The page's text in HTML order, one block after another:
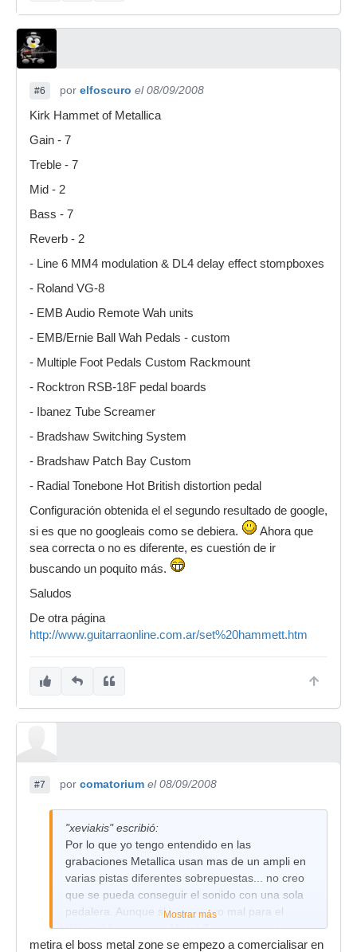
#6 por elfoscuro el 08/09/2008
Kirk Hammet of Metallica
Gain - 7
Treble - 7
Mid - 2
Bass - 7
Reverb - 2
- Line 6 MM4 modulation & DL4 delay effect stompboxes
- Roland VG-8
- EMB Audio Remote Wah units
- EMB/Ernie Ball Wah Pedals - custom
- Multiple Foot Pedals Custom Rackmount
- Rocktron RSB-18F pedal boards
- Ibanez Tube Screamer
- Bradshaw Switching System
- Bradshaw Patch Bay Custom
- Radial Tonebone Hot British distortion pedal
Configuración obtenida el el segundo resultado de google,
si es que no googleais como se debiera.
Ahora que
sea correcta o no es diferente, es cuestión de ir
buscando un poquito más.
Saludos
De otra página
http://www.guitarraonline.com.ar/set%20hammett.htm
#7 por comatorium el 08/09/2008
"xeviakis" escribió:
Por lo que yo tengo entendido en las
grabaciones Metallica usan mas de un ampli en
varias pistas diferentes sobrepuestas... no creo
que se pueda conseguir el sonido con una sola
pedalera. Aunque si no recuero mal para el
Kill'em All usaron unMetal Zone... pero el
sonido de este album tampoco es nada del otro
Mostrar más
metira el boss metal zone se empezo a comercialisar en